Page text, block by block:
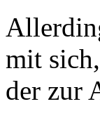
mit
der zur